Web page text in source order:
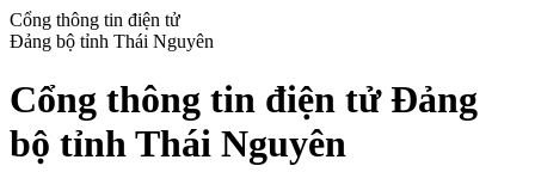
Cổng thông tin điện tử
Đảng bộ tỉnh Thái Nguyên
Cổng thông tin điện tử Đảng
bộ tỉnh Thái Nguyên